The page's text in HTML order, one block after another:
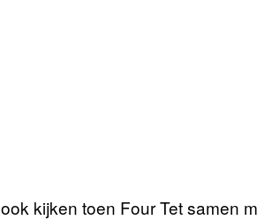
ook kijken toen Four Tet samen